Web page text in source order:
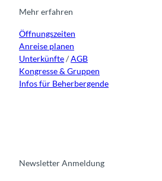
r
m
o
e
Mehr erfahren
Öffnungszeiten
Anreise planen
Unterkünfte/AGB
Kongresse & Gruppen
Infos für Beherbergende
Newsletter Anmeldung